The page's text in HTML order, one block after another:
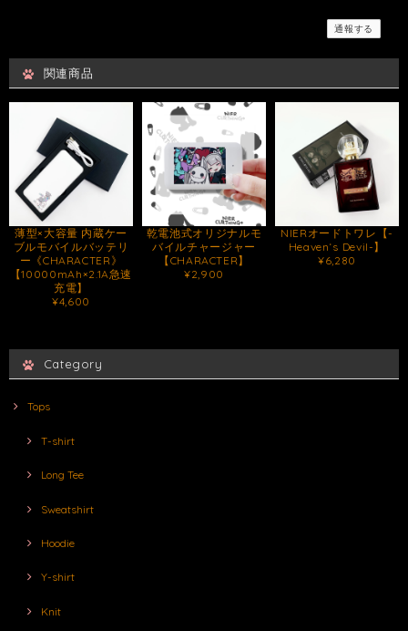
通報する
関連商品
薄型×大容量 内蔵ケー
ブルモバイルバッテリ
ー《CHARACTER》
【10000mAh×2.1A急速
充電】
¥4,600
乾電池式オリジナルモ
バイルチャージャー
【CHARACTER】
¥2,900
NIERオードトワレ【-
Heaven‘s Devil-】
¥6,280
Category
Tops
T-shirt
Long Tee
Sweatshirt
Hoodie
Y-shirt
Knit